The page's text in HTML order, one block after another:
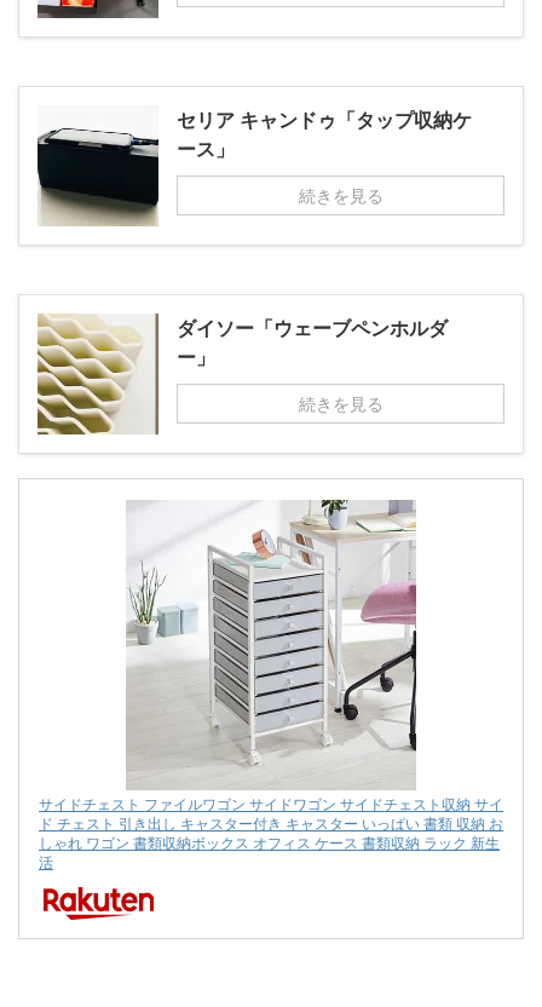
セリア キャンドゥ「タップ収納ケ
ース」
続きを見る
ダイソー「ウェーブペンホルダ
ー」
続きを見る
サイドチェスト ファイルワゴン サイドワゴン サイドチェスト収納 サイ
ド チェスト 引き出し キャスター付き キャスター いっぱい 書類 収納 お
しゃれ ワゴン 書類収納ボックス オフィス ケース 書類収納 ラック 新生
活